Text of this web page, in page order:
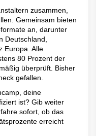
zusammen,
Gemeinsam bieten
an, darunter
Deutschland,
Europa. Alle
80 Prozent der
überprüft. Bisher
gefallen.
deine
ist? Gib weiter
sofort, ob das
erreicht